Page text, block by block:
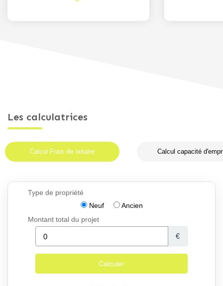
Les calculatrices
Calcul Frais de notaire Calcul capacité